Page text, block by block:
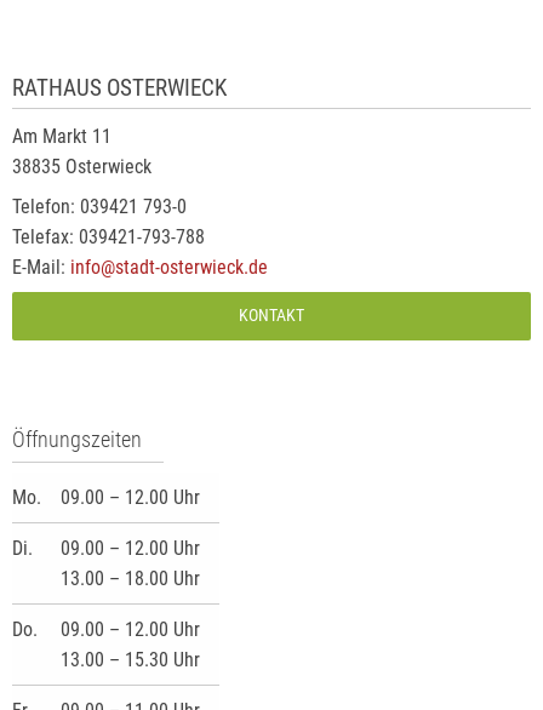
RATHAUS OSTERWIECK
Am Markt 11
38835 Osterwieck
Telefon: 039421 793-0
Telefax: 039421-793-788
E-Mail: info@stadt-osterwieck.de
KONTAKT
Öffnungszeiten
Mo. 09.00 – 12.00 Uhr
Di.
09.00 – 12.00 Uhr
13.00 – 18.00 Uhr
Do.
09.00 – 12.00 Uhr
13.00 – 15.30 Uhr